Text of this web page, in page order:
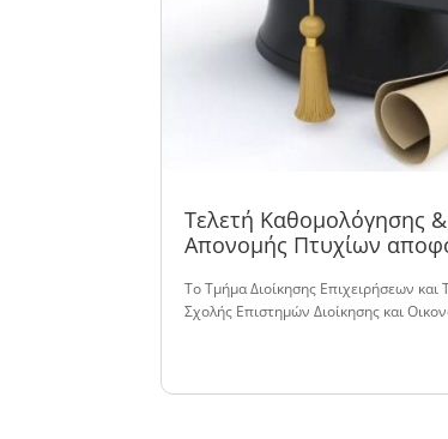
Τελετή Καθομολόγησης &
Απονομής Πτυχίων
Το Τμήμα Διοίκησης Επιχειρήσεων και
Σχολής Επιστημών Διοίκησης και